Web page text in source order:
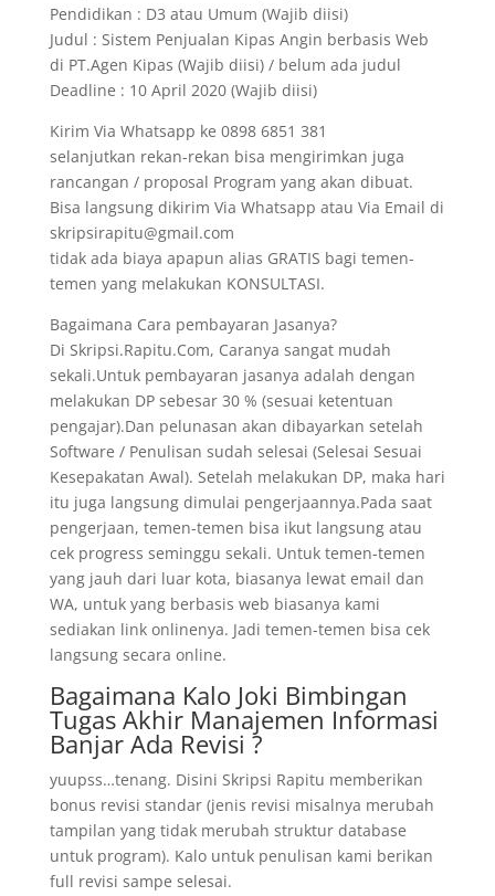
Pendidikan : D3 atau Umum (Wajib diisi)
Judul : Sistem Penjualan Kipas Angin berbasis Web
di PT.Agen Kipas (Wajib diisi) / belum ada judul
Deadline : 10 April 2020 (Wajib diisi)
Kirim Via Whatsapp ke 0898 6851 381
selanjutkan rekan-rekan bisa mengirimkan juga
rancangan / proposal Program yang akan dibuat.
Bisa langsung dikirim Via Whatsapp atau Via Email di
skripsirapitu@gmail.com
tidak ada biaya apapun alias GRATIS bagi temen-
temen yang melakukan KONSULTASI.
Bagaimana Cara pembayaran Jasanya?
Di Skripsi.Rapitu.Com, Caranya sangat mudah
sekali.Untuk pembayaran jasanya adalah dengan
melakukan DP sebesar 30 % (sesuai ketentuan
pengajar).Dan pelunasan akan dibayarkan setelah
Software / Penulisan sudah selesai (Selesai Sesuai
Kesepakatan Awal). Setelah melakukan DP, maka hari
itu juga langsung dimulai pengerjaannya.Pada saat
pengerjaan, temen-temen bisa ikut langsung atau
cek progress seminggu sekali. Untuk temen-temen
yang jauh dari luar kota, biasanya lewat email dan
WA, untuk yang berbasis web biasanya kami
sediakan link onlinenya. Jadi temen-temen bisa cek
langsung secara online.
Bagaimana Kalo Joki Bimbingan
Tugas Akhir Manajemen Informasi
Banjar Ada Revisi ?
yuupss…tenang. Disini Skripsi Rapitu memberikan
bonus revisi standar (jenis revisi misalnya merubah
tampilan yang tidak merubah struktur database
untuk program). Kalo untuk penulisan kami berikan
full revisi sampe selesai.